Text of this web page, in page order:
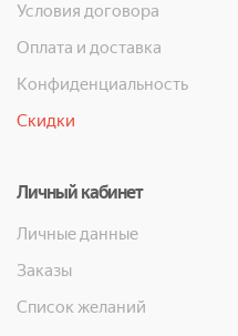
Условия договора
Оплата и доставка
Конфиденциальность
Скидки
Личный кабинет
Личные данные
Заказы
Список желаний